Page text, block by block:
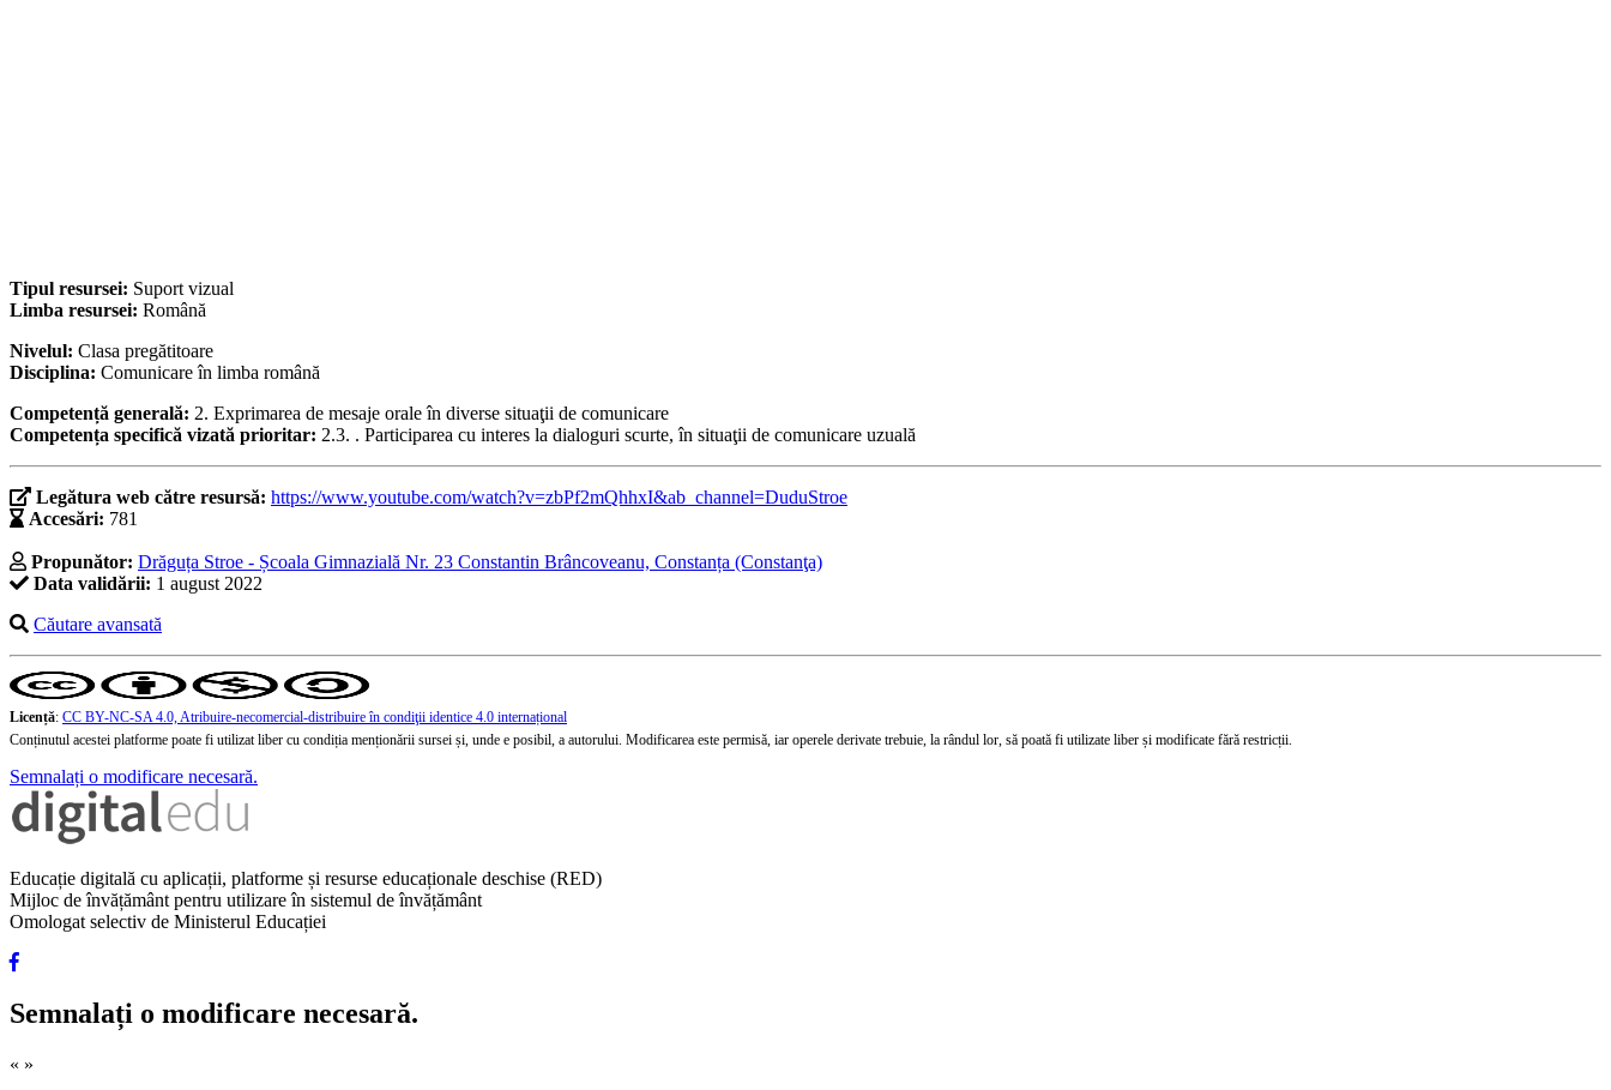
Tipul resursei: Suport vizual
Limba resursei: Română
Nivelul: Clasa pregătitoare
Disciplina: Comunicare în limba română
Competență generală: 2. Exprimarea de mesaje orale în diverse situaţii de comunicare
Competența specifică vizată prioritar: 2.3. . Participarea cu interes la dialoguri scurte, în situaţii de comunicare uzuală
Legătura web către resursă: https://www.youtube.com/watch?v=zbPf2mQhhxI&ab_channel=DuduStroe
Accesări: 781
Propunător: Drăguța Stroe - Școala Gimnazială Nr. 23 Constantin Brâncoveanu, Constanța (Constanţa)
Data validării: 1 august 2022
Căutare avansată
Licență: CC BY-NC-SA 4.0, Atribuire-necomercial-distribuire în condiţii identice 4.0 internațional
Conținutul acestei platforme poate fi utilizat liber cu condiția menționării sursei și, unde e posibil, a autorului. Modificarea este permisă, iar operele derivate trebuie, la rândul lor, să poată fi utilizate liber și modificate fără restricții.
Semnalați o modificare necesară.
Educație digitală cu aplicații, platforme și resurse educaționale deschise (RED)
Mijloc de învățământ pentru utilizare în sistemul de învățământ
Omologat selectiv de Ministerul Educației
Semnalați o modificare necesară.
« »